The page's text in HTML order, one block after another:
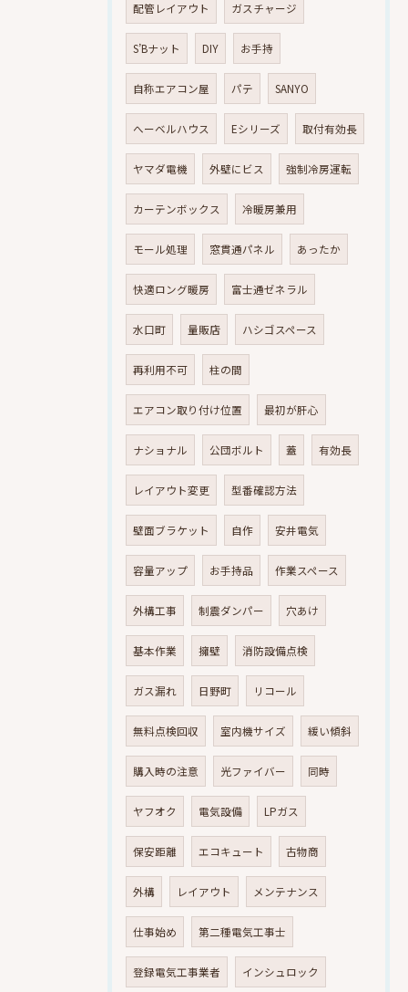
配管レイアウト ガスチャージ
S’Bナット DIY お手持
自称エアコン屋 パテ SANYO
へーベルハウス Eシリーズ 取付有効長
ヤマダ電機 外壁にビス 強制冷房運転
カーテンボックス 冷暖房兼用
モール処理 窓貫通パネル あったか
快適ロング暖房 富士通ゼネラル
水口町 量販店 ハシゴスペース
再利用不可 柱の間
エアコン取り付け位置 最初が肝心
ナショナル 公団ボルト 蓋 有効長
レイアウト変更 型番確認方法
壁面ブラケット 自作 安井電気
容量アップ お手持品 作業スペース
外構工事 制震ダンパー 穴あけ
基本作業 擁壁 消防設備点検
ガス漏れ 日野町 リコール
無料点検回収 室内機サイズ 緩い傾斜
購入時の注意 光ファイバー 同時
ヤフオク 電気設備 LPガス
保安距離 エコキュート 古物商
外構 レイアウト メンテナンス
仕事始め 第二種電気工事士
登録電気工事業者 インシュロック